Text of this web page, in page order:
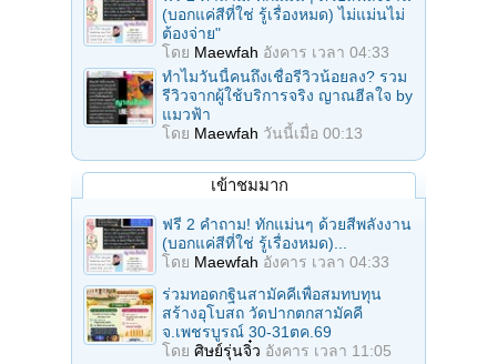
(บอกแค่สีที่ใช่ รู้เรื่องหมด) ไม่แม่นไม่
ต้องจ่าย"
โดย Maewfah อังคาร เวลา 04:33
ทำไมวันนี้คนถึงเชื่อรีวิวน้อยลง? รวม
รีวิวจากผู้ใช้บริการจริง ญาณฮีลใจ by
แมวฟ้า
โดย Maewfah วันนี้เมื่อ 00:13
เข้าชมมาก
ฟรี 2 คำถาม! ทักแม่นๆ ด้วยสีพลังงาน
(บอกแค่สีที่ใช่ รู้เรื่องหมด)...
โดย Maewfah อังคาร เวลา 04:33
ร่วมทอดกฐินสามัคคีเพื่อสมทบทุน
สร้างอุโบสถ วัดปากตกสามัคคี
จ.เพชรบูรณ์ 30-31ตค.69
โดย ศิษย์รุ่นจิ๋ว อังคาร เวลา 11:05